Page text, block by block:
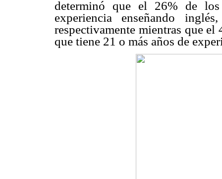
determinó que el 26% de
experiencia enseñando
respectivamente mientras que
que tiene 21 o más años de